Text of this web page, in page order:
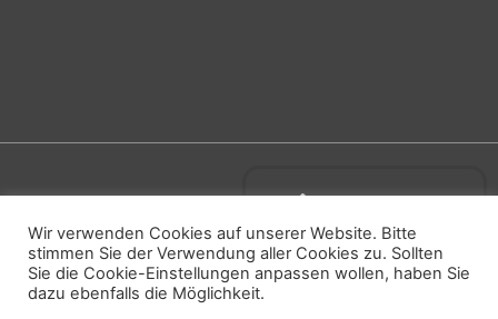
Wir verwenden Cookies auf unserer Website. Bitte
stimmen Sie der Verwendung aller Cookies zu. Sollten
Sie die Cookie-Einstellungen anpassen wollen, haben Sie
dazu ebenfalls die Möglichkeit.